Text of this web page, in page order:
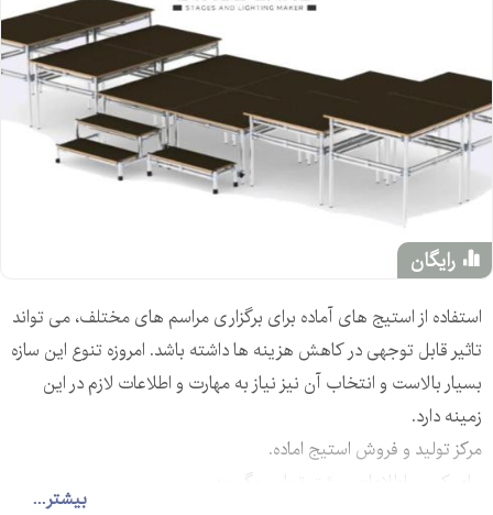
رایگان
بیشتر...
استفاده از استیج‌ های آماده برای برگزاری مراسم های مختلف، می تواند
تاثیر قابل توجهی در کاهش هزینه ها داشته باشد. امروزه تنوع این سازه
بسیار بالاست و انتخاب آن نیز نیاز به مهارت و اطلاعات لازم در این
زمینه دارد.
مرکز تولید و فروش استیج اماده.
برای کسب اطلاعات بیشتر تماس بگیرید.